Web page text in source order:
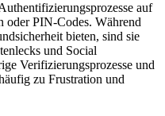
auf
oder PIN-Codes. Während
bieten, sind sie
und Social
Verifizierungsprozesse und
zu Frustration und